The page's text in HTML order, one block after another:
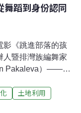
舞蹈到身份認同
影《跳進部落的孩
人暨排灣族編舞家
Pakaleva）——從
化重建的深刻掙
期的紀錄嘗試，
土地利用